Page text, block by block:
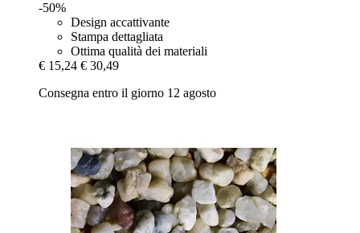
-50%
Design accattivante
Stampa dettagliata
Ottima qualità dei materiali
€ 15,24 € 30,49
Consegna entro il giorno 12 agosto